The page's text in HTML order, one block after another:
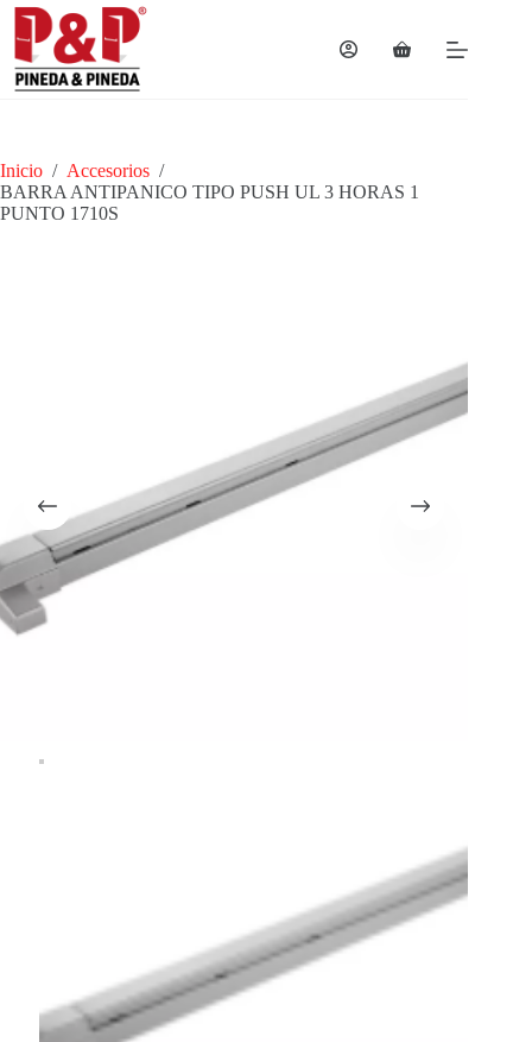
Saltar
contenido
Carro
Inicio / Accesorios /
BARRA ANTIPANICO TIPO PUSH UL 3 HORAS 1
PUNTO 1710S